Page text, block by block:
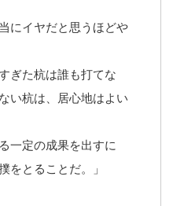
にイヤだと思うほどや
ぎた杭は誰も打てな
い杭は、居心地はよい
一定の成果を出すに
をとることだ。」